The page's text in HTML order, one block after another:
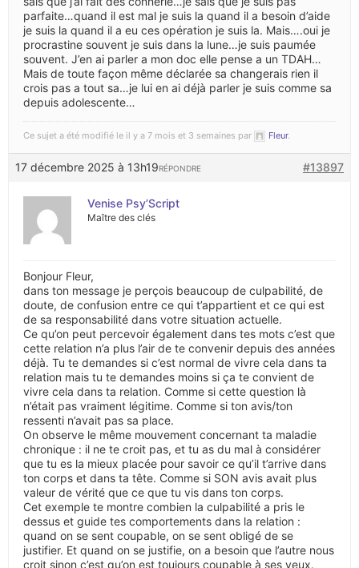
parfaite…quand il est mal je suis la quand il a besoin d’aide
je suis la quand il a eu ces opération je suis la. Mais….oui je
procrastine souvent je suis dans la lune…je suis paumée
souvent. J’en ai parler a mon doc elle pense a un TDAH…
Mais de toute façon même déclarée sa changerais rien il
crois pas a tout sa…je lui en ai déjà parler je suis comme sa
depuis adolescente…
Ce sujet a été modifié le il y a 7 mois et 3 semaines par Fleur.
17 décembre 2025 à 13h19 #13897
RÉPONDRE
Venise Psy’Script
Maître des clés
Bonjour Fleur,
dans ton message je perçois beaucoup de culpabilité, de
doute, de confusion entre ce qui t’appartient et ce qui est
de sa responsabilité dans votre situation actuelle.
Ce qu’on peut percevoir également dans tes mots c’est que
cette relation n’a plus l’air de te convenir depuis des années
déjà. Tu te demandes si c’est normal de vivre cela dans ta
relation mais tu te demandes moins si ça te convient de
vivre cela dans ta relation. Comme si cette question là
n’était pas vraiment légitime. Comme si ton avis/ton
ressenti n’avait pas sa place.
On observe le même mouvement concernant ta maladie
chronique : il ne te croit pas, et tu as du mal à considérer
que tu es la mieux placée pour savoir ce qu’il t’arrive dans
ton corps et dans ta tête. Comme si SON avis avait plus
valeur de vérité que ce que tu vis dans ton corps.
Cet exemple te montre combien la culpabilité a pris le
dessus et guide tes comportements dans la relation :
quand on se sent coupable, on se sent obligé de se
justifier. Et quand on se justifie, on a besoin que l’autre nous
croit sinon c’est qu’on est toujours coupable à ses yeux.